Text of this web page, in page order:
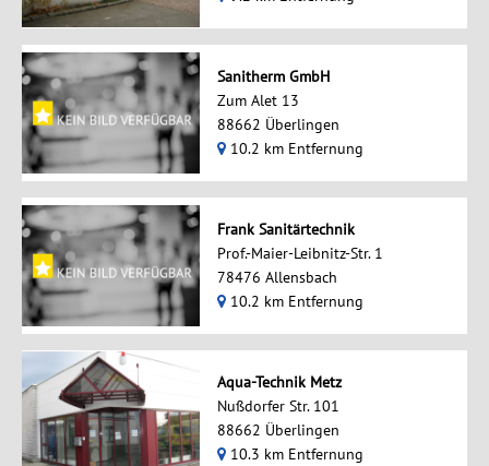
Sanitherm GmbH
Zum Alet 13
88662 Überlingen
10.2 km Entfernung
Frank Sanitärtechnik
Prof.-Maier-Leibnitz-Str. 1
78476 Allensbach
10.2 km Entfernung
Aqua-Technik Metz
Nußdorfer Str. 101
88662 Überlingen
10.3 km Entfernung